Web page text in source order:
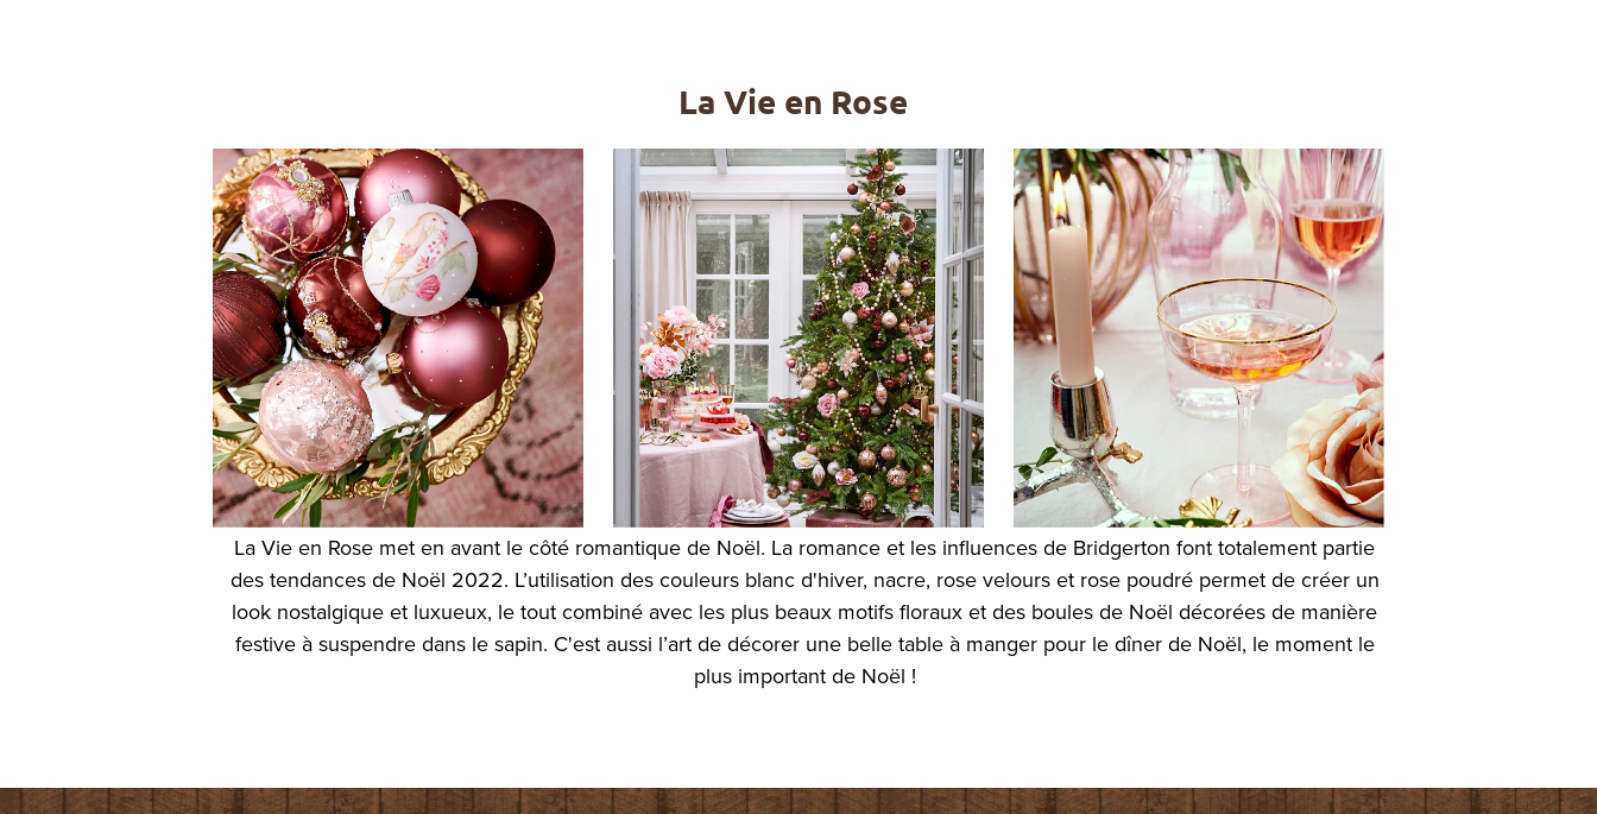
La Vie en Rose
La Vie en Rose met en avant le côté romantique de Noël. La romance et les influences de Bridgerton font totalement partie
des tendances de Noël 2022. L’utilisation des couleurs blanc d'hiver, nacre, rose velours et rose poudré permet de créer un
look nostalgique et luxueux, le tout combiné avec les plus beaux motifs floraux et des boules de Noël décorées de manière
festive à suspendre dans le sapin. C'est aussi l’art de décorer une belle table à manger pour le dîner de Noël, le moment le
plus important de Noël !